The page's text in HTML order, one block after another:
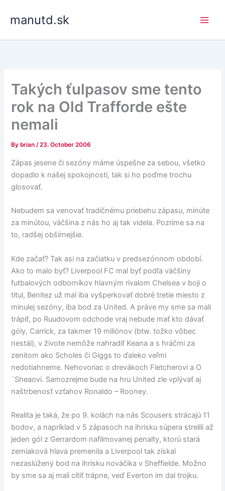
manutd.sk
Takých ťulpasov sme tento
rok na Old Trafforde ešte
nemali
By brian/23. October 2006
Zápas jesene či sezóny máme úspešne za sebou, všetko
dopadlo k našej spokojnosti, tak si ho poďme trochu
glosovať.
Nebudem sa venovať tradičnému priebehu zápasu, minúte
za minútou, väčšina z nás ho aj tak videla. Pozrime sa na
to, radšej obšírnejšie.
Kde začať? Tak asi na začiatku v predsezónnom období.
Ako to malo byť? Liverpool FC mal byť podľa väčšiny
futbalových odborníkov hlavným rivalom Chelsea v boji o
titul, Benitez už mal iba vyšperkovať dobré tretie miesto z
minulej sezóny, iba bod za United. A práve my sme sa mali
trápiť, po Ruudovom odchode vraj nebude mať kto dávať
góly, Carrick, za takmer 19 miliónov (btw. tožko vôbec
nestál), v živote nemôže nahradiť Keana a s hráčmi za
zenitom ako Scholes či Giggs to ďaleko veľmi
nedotiahneme. Nehovoriac o drevákoch Fletcherovi a O
´Sheaovi. Samozrejme bude na hru United zle vplývať aj
naštrbenosť vzťahov Ronaldo – Rooney.
Realita je taká, že po 9. kolách na nás Scousers strácajú 11
bodov, a napríklad v 5 zápasoch na ihrisku súpera strelili až
jeden gól z Gerrardom nafilmovanej penalty, ktorú stará
zemiaková hlava premenila a Liverpool tak získal
nezaslúžený bod na ihrisku nováčika v Sheffielde. Možno
by sme sa aj mali cítiť trápne, veď Everton im dal trojku.